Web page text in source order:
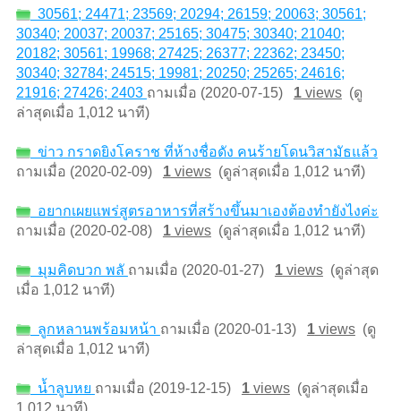
30561; 24471; 23569; 20294; 26159; 20063; 30561;
30340; 20037; 20037; 25165; 30475; 30340; 21040;
20182; 30561; 19968; 27425; 26377; 22362; 23450;
30340; 32784; 24515; 19981; 20250; 25265; 24616;
21916; 27426; 2403 ถามเมื่อ (2020-07-15) 1views(ดู
ล่าสุดเมื่อ 1,012 นาที)
ข่าว กราดยิงโคราช ที่ห้างชื่อดัง คนร้ายโดนวิสามัธแล้ว
ถามเมื่อ (2020-02-09) 1views(ดูล่าสุดเมื่อ 1,012 นาที)
อยากเผยแพร่สูตรอาหารที่สร้างขึ้นมาเองต้องทำยังไงค่ะ
ถามเมื่อ (2020-02-08) 1views(ดูล่าสุดเมื่อ 1,012 นาที)
มุมคิดบวก พลั ถามเมื่อ (2020-01-27) 1views(ดูล่าสุด
เมื่อ 1,012 นาที)
ลูกหลานพร้อมหน้า ถามเมื่อ (2020-01-13) 1views(ดู
ล่าสุดเมื่อ 1,012 นาที)
น้ำลูบหย ถามเมื่อ (2019-12-15) 1views(ดูล่าสุดเมื่อ